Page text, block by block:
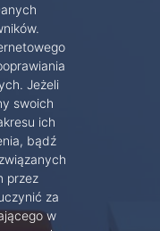
Jeżeli
swoich
ich
bądź
przez
za
w